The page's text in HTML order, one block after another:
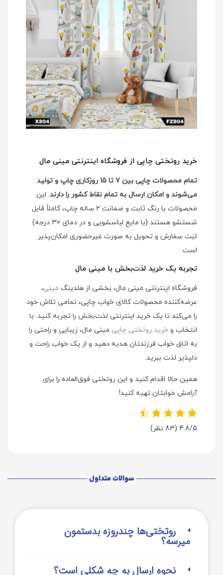
خرید روتختی چاپی از فروشگاه اینترنتی مینی مال
تمام محصولات چاپی بین 7 تا 15 روزکاری چاپ و تولید
می‌شوند و امکان ارسال به تمام نقاط کشور را دارند. این
محصولات با رنگ ثابت و ضمانت 2 ساله چاپ، کاملاً قابل
شستشو هستند (با مایع لباسشویی و در دمای 30 درجه)
ثبت سفارش و تحویل به صورت غیرحضوری امکان‌پذیر
است.
تجربه یک خرید لذت‌بخش با مینی مال
فروشگاه اینترنتی مینی مال، بخشی از هلدینگ مینی،
عرضه‌کننده محصولات کالای خواب چاپی، تمامی تلاش خود
را می‌کند تا یک خرید اینترنتی لذت‌بخش را تجربه کنید. با
انتخاب و خرید روتختی چاپی مینی مال، زیبایی و راحتی را
به اتاق خواب فرزندتان هدیه دهید و از یک خواب راحت و
دلپذیر لذت ببرید.
همین حالا اقدام کنید و این روتختی فوق‌العاده را برای
آرامش خوابتان تهیه کنید!
4.8/5 (83 نظر)
سوالات متداول
روتختی‌‌ها چندروزه بدستمون
میرسه؟
نحوه ارسال به چه شکلی است؟